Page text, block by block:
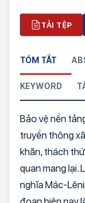
TẢI TỆP
TÓM TẮT
KEYWORD
Bảo vệ nền
truyền thông
khăn, thách
quan mang lại.
nghĩa Mác-